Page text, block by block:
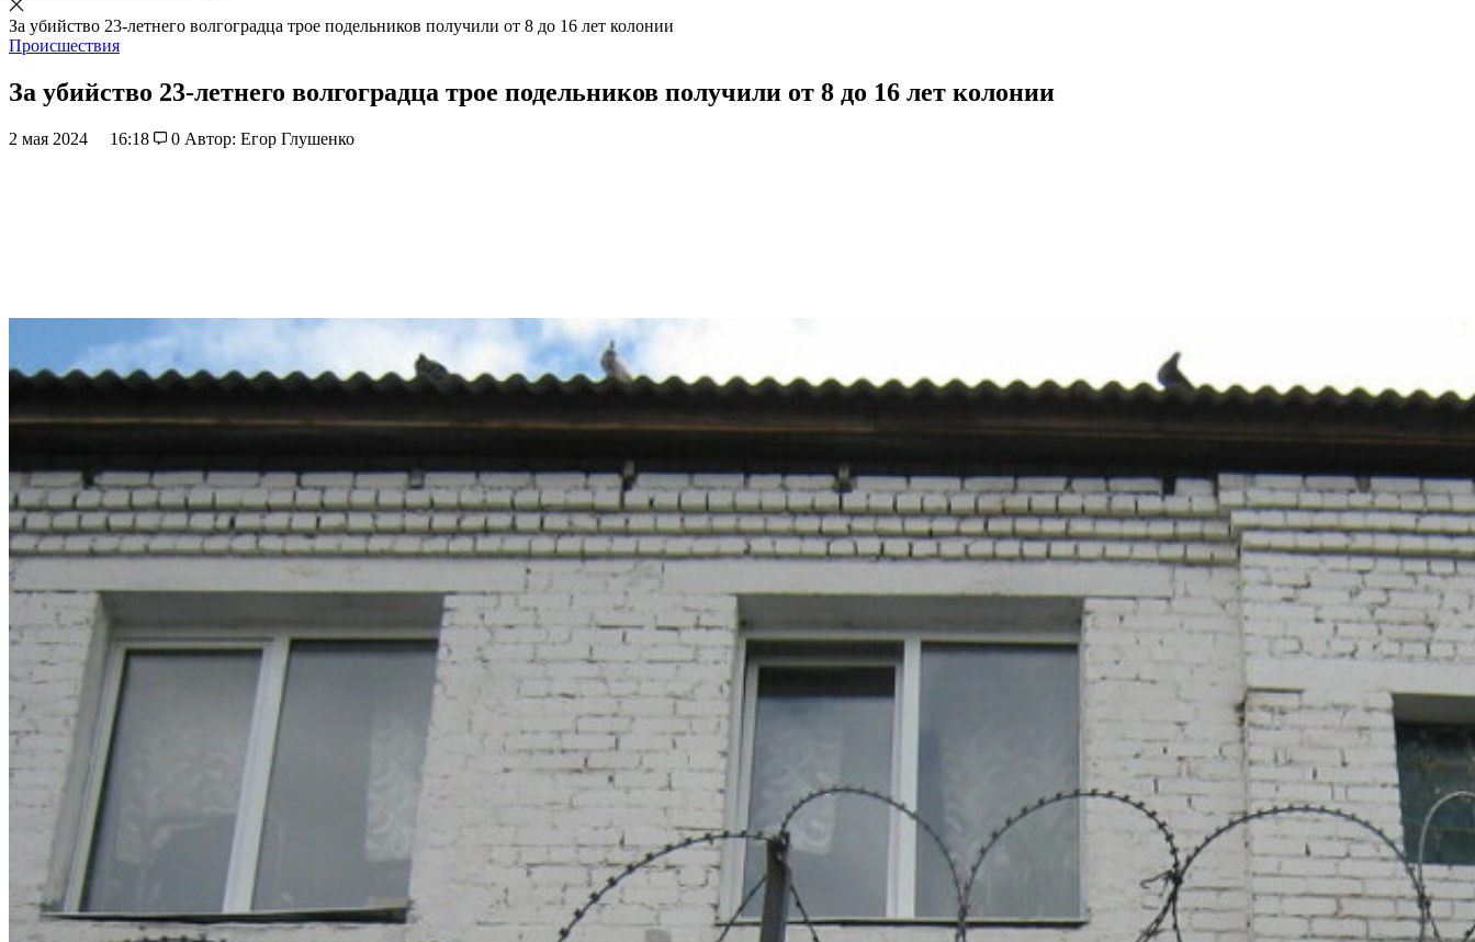
За убийство 23-летнего волгоградца трое подельников получили от 8 до 16 лет колонии
Происшествия
За убийство 23-летнего волгоградца трое подельников получили от 8 до 16 лет колонии
2 мая 2024 16:18 0 Автор: Егор Глушенко